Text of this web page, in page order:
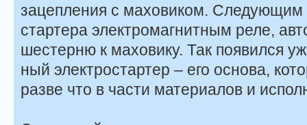
зацепления с маховиком.
стартера электромагнитным реле,
шестерню к маховику. Так появился
ный электростартер – его основа,
разве что в части материалов и